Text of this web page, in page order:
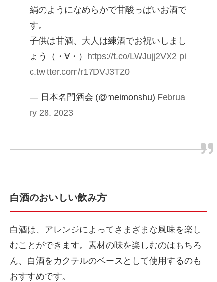
絹のようになめらかで甘酸っぱいお酒で
す。
子供は甘酒、大人は練酒でお祝いしまし
ょう（・∀・） https://t.co/LWJujj2VX2 pi
c.twitter.com/r17DVJ3TZ0
— 日本名門酒会 (@meimonshu) Februa
ry 28, 2023
白酒のおいしい飲み方
白酒は、アレンジによってさまざまな風味を楽し
むことができます。素材の味を楽しむのはもちろ
ん、白酒をカクテルのベースとして使用するのも
おすすめです。